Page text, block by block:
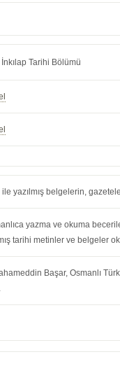
Tarihi Bölümü
yazılmış belgelerin,
yazma ve okuma
tarihi metinler ve belgeler
Başar, Osmanlı